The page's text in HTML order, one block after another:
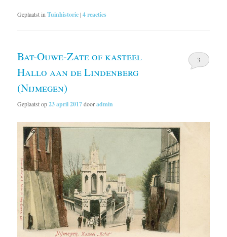
Geplaatst in Tuinhistorie|4reacties
Bat-Ouwe-Zate of kasteel
Hallo aan de Lindenberg
(Nijmegen)
Geplaatst op23 april 2017dooradmin
3